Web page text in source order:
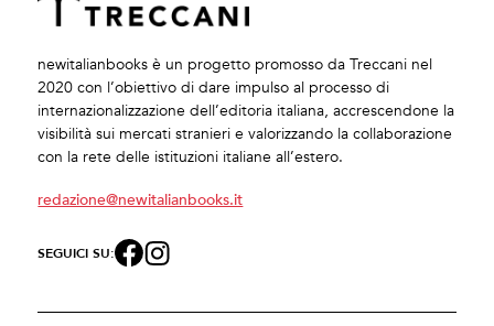
newitalianbooks è un progetto promosso da Treccani nel
2020 con l’obiettivo di dare impulso al processo di
internazionalizzazione dell’editoria italiana, accrescendone la
visibilità sui mercati stranieri e valorizzando la collaborazione
con la rete delle istituzioni italiane all’estero.
redazione@newitalianbooks.it
SEGUICI SU: